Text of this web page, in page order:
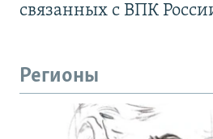
связанных с ВПК
Регионы